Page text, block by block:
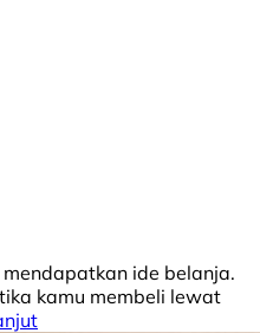
ide belanja.
kamu membeli lewat